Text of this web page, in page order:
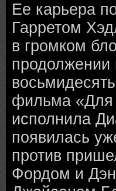
Ее карьера
Гарретом
в громком
продолжении
фильма «Для
исполнила
появилась
против
Фордом и